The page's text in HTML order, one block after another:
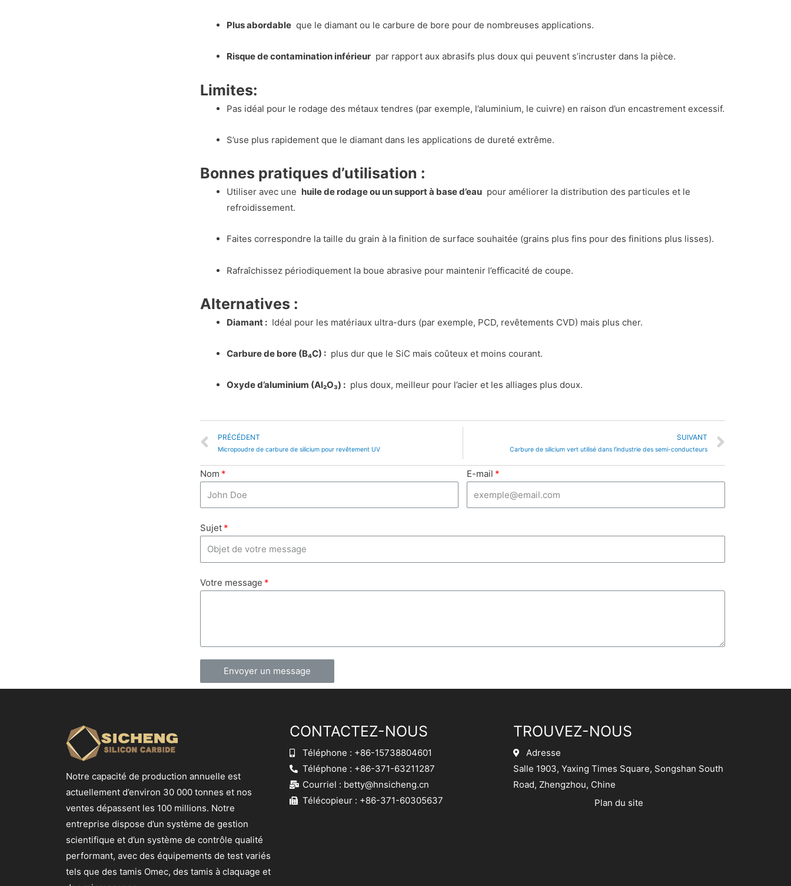
Plus abordable que le diamant ou le carbure de bore pour de nombreuses applications.
Risque de contamination inférieur par rapport aux abrasifs plus doux qui peuvent s’incruster dans la pièce.
Limites:
Pas idéal pour le rodage des métaux tendres (par exemple, l’aluminium, le cuivre) en raison d’un encastrement excessif.
S’use plus rapidement que le diamant dans les applications de dureté extrême.
Bonnes pratiques d’utilisation :
Utiliser avec une huile de rodage ou un support à base d’eau pour améliorer la distribution des particules et le
refroidissement.
Faites correspondre la taille du grain à la finition de surface souhaitée (grains plus fins pour des finitions plus lisses).
Rafraîchissez périodiquement la boue abrasive pour maintenir l’efficacité de coupe.
Alternatives :
Diamant : Idéal pour les matériaux ultra-durs (par exemple, PCD, revêtements CVD) mais plus cher.
Carbure de bore (B₄C) : plus dur que le SiC mais coûteux et moins courant.
Oxyde d’aluminium (Al₂O₃) : plus doux, meilleur pour l’acier et les alliages plus doux.
PRÉCÉDENT
Micropoudre de carbure de silicium pour revêtement UV
SUIVANT
Carbure de silicium vert utilisé dans l’industrie des semi-conducteurs
Nom E-mail
Sujet
Votre message
Envoyer un message
Notre capacité de production annuelle est
actuellement d’environ 30 000 tonnes et nos
ventes dépassent les 100 millions. Notre
entreprise dispose d’un système de gestion
scientifique et d’un système de contrôle qualité
performant, avec des équipements de test variés
tels que des tamis Omec, des tamis à claquage et
CONTACTEZ-NOUS
Téléphone : +86-15738804601
Téléphone : +86-371-63211287
Courriel : betty@hnsicheng.cn
Télécopieur : +86-371-60305637
TROUVEZ-NOUS
Adresse
Salle 1903, Yaxing Times Square, Songshan South
Road, Zhengzhou, Chine
Plan du site